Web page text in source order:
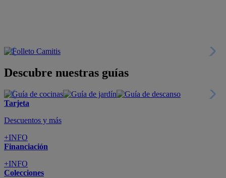
Descubre nuestras guías
Tarjeta
Descuentos y más
+INFO
Financiación
+INFO
Colecciones